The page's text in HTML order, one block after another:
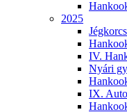
2025
IV.
Nyári
IX.